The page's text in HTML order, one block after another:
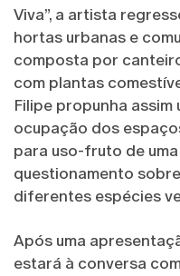
Viva”, a artista
hortas urbanas e
composta por
com plantas
Filipe propunha
ocupação dos
para uso-fruto de
questionamento
diferentes espécies
Após uma
estará à conversa